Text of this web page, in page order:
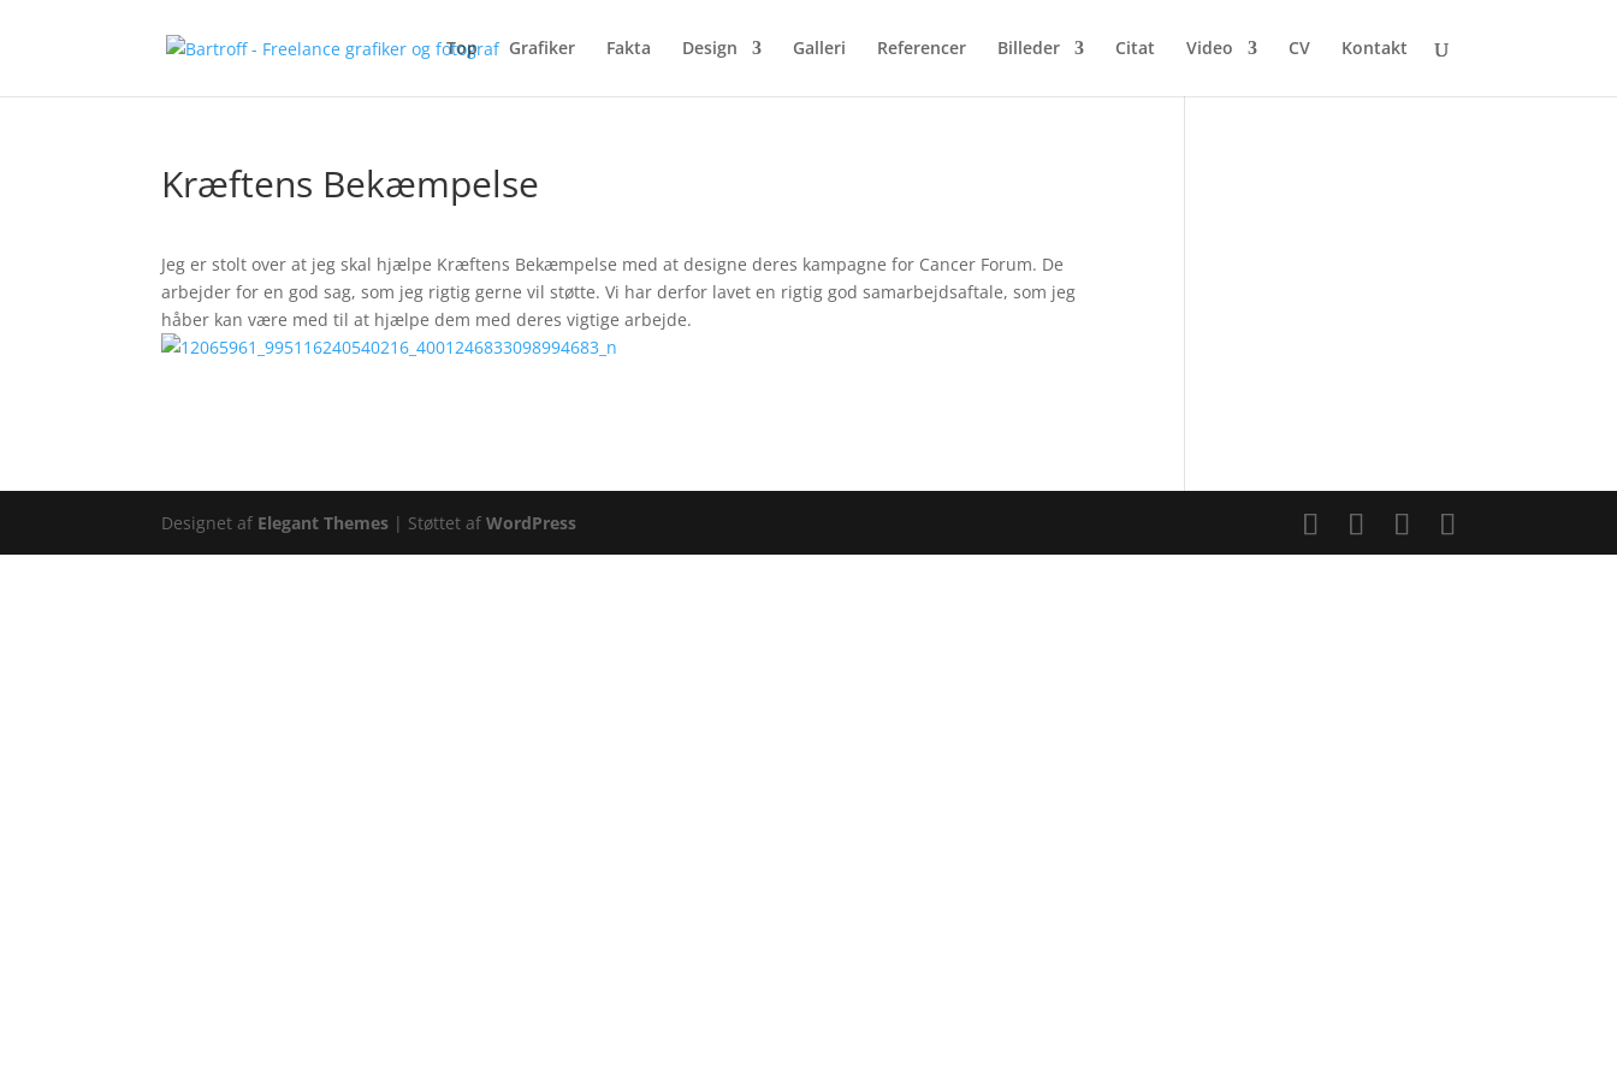
Top Grafiker Fakta Design Galleri Referencer Billeder Citat Video CV Kontakt
Kræftens Bekæmpelse
Jeg er stolt over at jeg skal hjælpe Kræftens Bekæmpelse med at designe deres kampagne for Cancer Forum. De
arbejder for en god sag, som jeg rigtig gerne vil støtte. Vi har derfor lavet en rigtig god samarbejdsaftale, som jeg
håber kan være med til at hjælpe dem med deres vigtige arbejde.
Designet af Elegant Themes | Støttet afWordPress